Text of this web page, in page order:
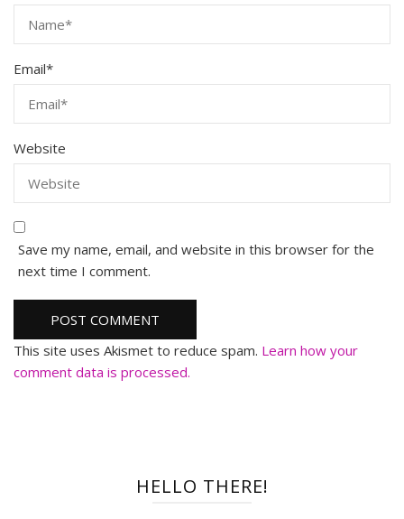
Email*
Website
Save my name, email, and website in this browser for the
next time I comment.
This site uses Akismet to reduce spam. Learn how your
comment data is processed.
HELLO THERE!